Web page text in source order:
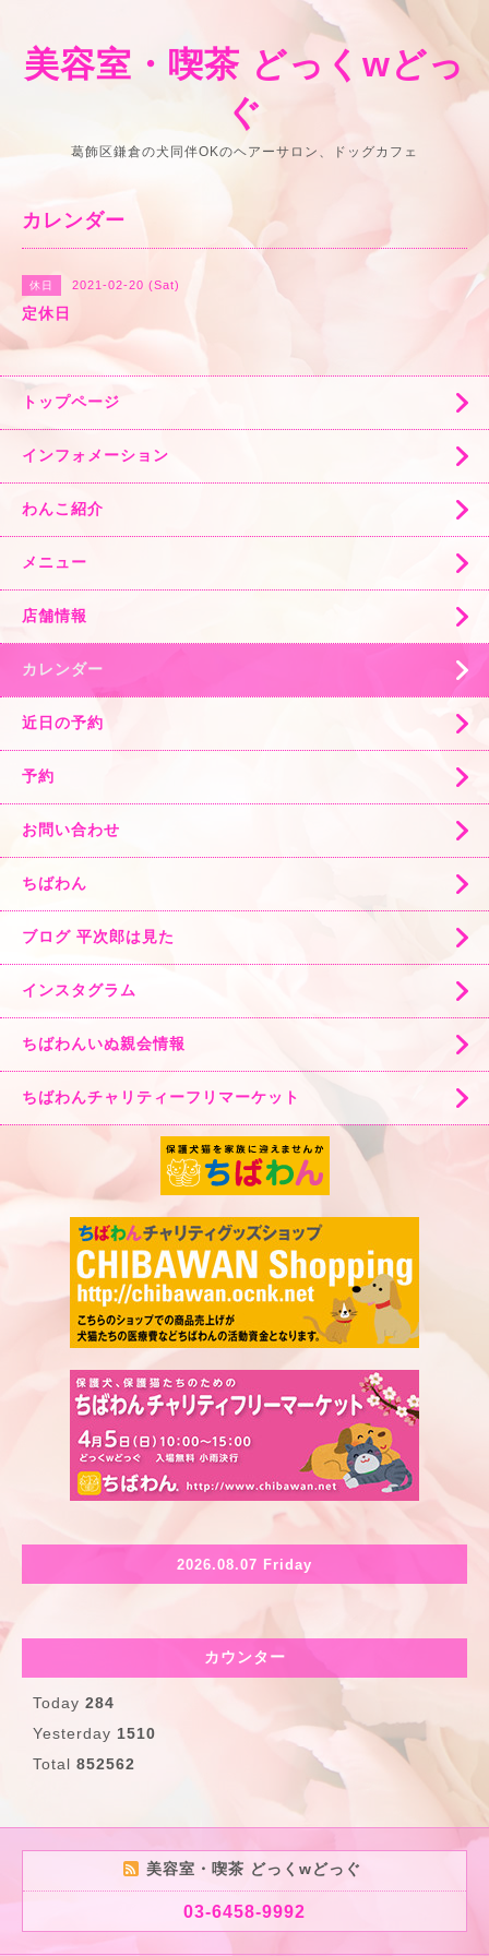
美容室・喫茶 どっくwどっ
ぐ
葛飾区鎌倉の犬同伴OKのヘアーサロン、ドッグカフェ
カレンダー
休日 2021-02-20 (Sat)
定休日
トップページ
インフォメーション
わんこ紹介
メニュー
店舗情報
カレンダー
近日の予約
予約
お問い合わせ
ちばわん
ブログ 平次郎は見た
インスタグラム
ちばわんいぬ親会情報
ちばわんチャリティーフリマーケット
2026.08.07 Friday
カウンター
Today 284
Yesterday 1510
Total 852562
美容室・喫茶 どっくwどっぐ
03-6458-9992